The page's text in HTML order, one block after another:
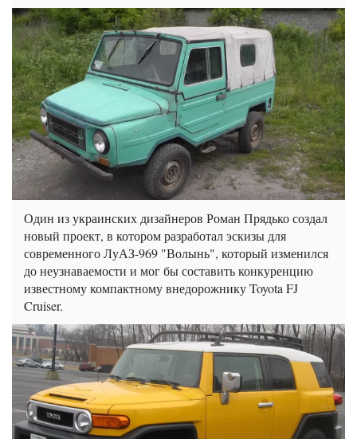
Один из украинских дизайнеров Роман Прядько создал
новый проект, в котором разработал эскизы для
современного ЛуАЗ-969 "Волынь", который изменился
до неузнаваемости и мог бы составить конкуренцию
известному компактному внедорожнику Toyota FJ
Cruiser.